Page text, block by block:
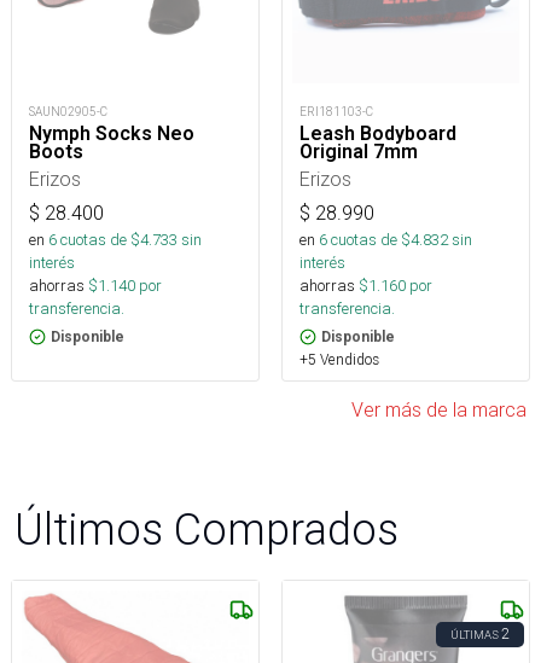
SAUN02905-C
Nymph Socks Neo
Boots
Erizos
$ 28.400
en 6cuotas de $4.733 sin
interés
ahorras $1.140 por
transferencia.
Disponible
ERI181103-C
Leash Bodyboard
Original 7mm
Erizos
$ 28.990
en 6cuotas de $4.832sin
interés
ahorras $1.160 por
transferencia.
Disponible
+5 Vendidos
Ver más de la marca
Últimos Comprados
ÚLTIMAS2